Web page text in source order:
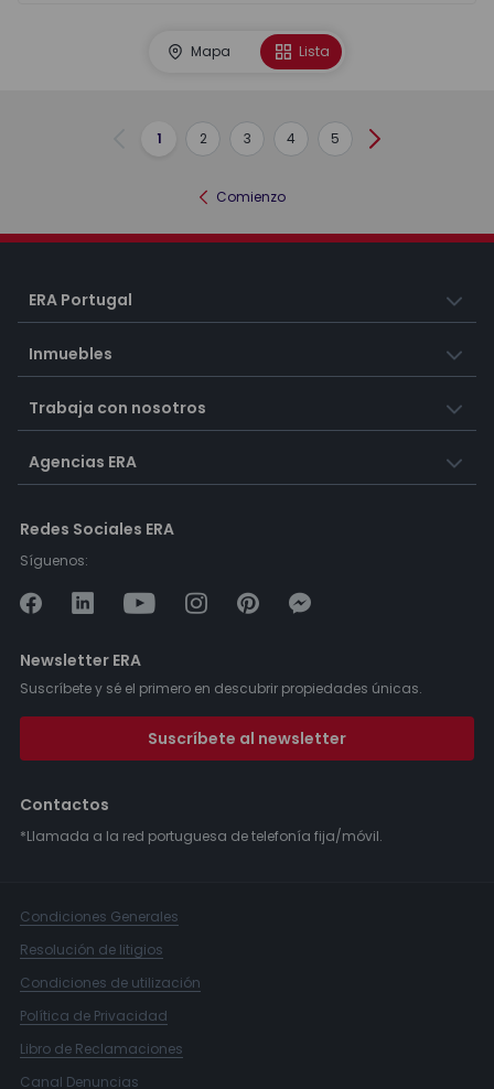
Mapa Lista
Anterior
1 2 3 4 5 Siguiente
Comienzo
ERA Portugal
Inmuebles
Trabaja con nosotros
Agencias ERA
Redes Sociales ERA
Síguenos:
Newsletter ERA
Suscríbete y sé el primero en descubrir propiedades únicas.
Suscríbete al newsletter
Contactos
*Llamada a la red portuguesa de telefonía fija/móvil.
Condiciones Generales
Resolución de litigios
Condiciones de utilización
Política de Privacidad
Libro de Reclamaciones
Canal Denuncias